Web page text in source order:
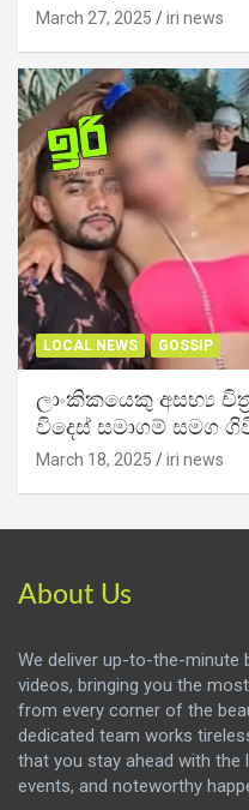
March 27, 2025 iri news
LOCAL NEWS GOSSIP
ලාංකිකයෙකු අසභ්‍ය
විදෙස් සමාගම් සමග
March 18, 2025 iri news
About Us
We deliver up-to-the-minute
videos, bringing you the
from every corner of the
dedicated team works
that you stay ahead with
events, and noteworthy